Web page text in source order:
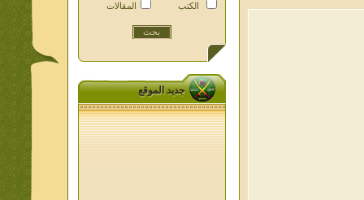
الكتب
المقالات
جديد الموقع